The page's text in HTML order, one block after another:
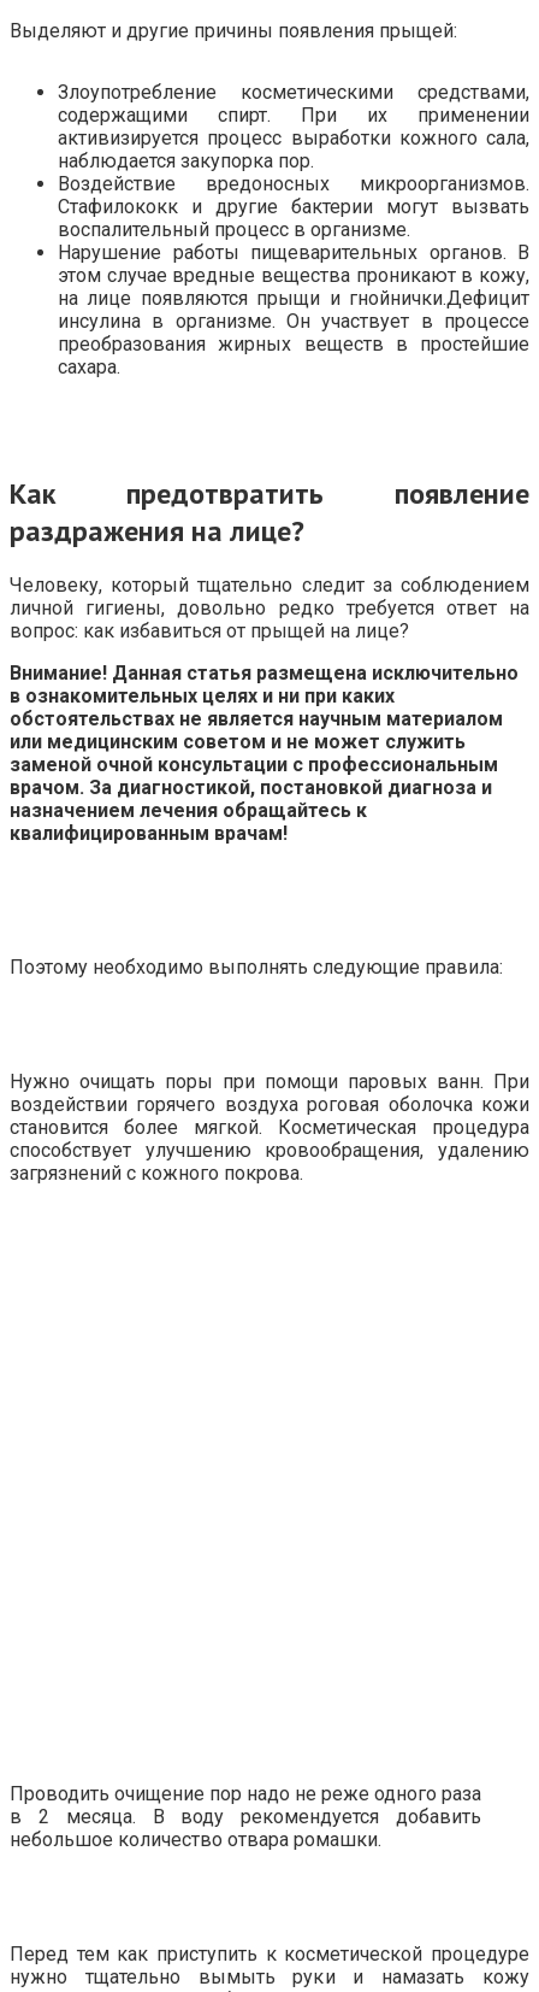
Выделяют и другие причины появления прыщей:
Злоупотребление косметическими средствами,
содержащими спирт. При их применении
активизируется процесс выработки кожного сала,
наблюдается закупорка пор.
Воздействие вредоносных микроорганизмов.
Стафилококк и другие бактерии могут вызвать
воспалительный процесс в организме.
Нарушение работы пищеварительных органов. В
этом случае вредные вещества проникают в кожу,
на лице появляются прыщи и гнойнички.Дефицит
инсулина в организме. Он участвует в процессе
преобразования жирных веществ в простейшие
сахара.
Как предотвратить появление
раздражения на лице?
Человеку, который тщательно следит за соблюдением
личной гигиены, довольно редко требуется ответ на
вопрос: как избавиться от прыщей на лице?
Внимание! Данная статья размещена исключительно
в ознакомительных целях и ни при каких
обстоятельствах не является научным материалом
или медицинским советом и не может служить
заменой очной консультации с профессиональным
врачом. За диагностикой, постановкой диагноза и
назначением лечения обращайтесь к
квалифицированным врачам!
Поэтому необходимо выполнять следующие правила:
Нужно очищать поры при помощи паровых ванн. При
воздействии горячего воздуха роговая оболочка кожи
становится более мягкой. Косметическая процедура
способствует улучшению кровообращения, удалению
загрязнений с кожного покрова.
Проводить очищение пор надо не реже одного раза
в 2 месяца. В воду рекомендуется добавить
небольшое количество отвара ромашки.
Перед тем как приступить к косметической процедуре
нужно тщательно вымыть руки и намазать кожу